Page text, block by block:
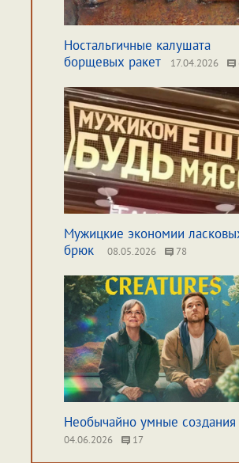
Ностальгичные калушата
борщевых ракет
17.04.2026
Мужицкие экономии
брюк
08.05.2026 78
Необычайно умные создания
04.06.2026 17